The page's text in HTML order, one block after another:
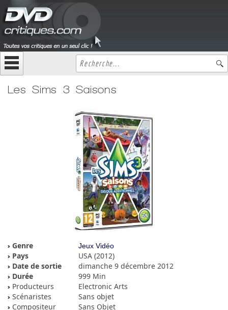
Les Sims 3 Saisons
Genre Jeux Vidéo
Pays
USA (2012)
Date de sortie
dimanche 9 décembre 2012
Durée
999 Min
Producteurs
Electronic Arts
Scénaristes
Sans objet
Compositeur
Sans Objet